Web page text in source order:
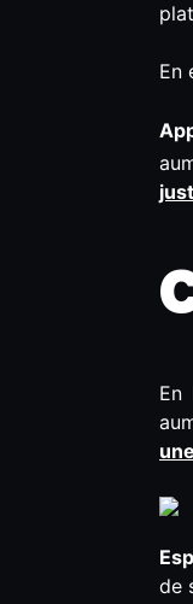
En
En
de